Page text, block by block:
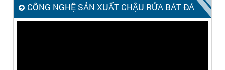
CÔNG NGHỆ SẢN XUẤT CHẬU RỬA BÁT ĐÁ